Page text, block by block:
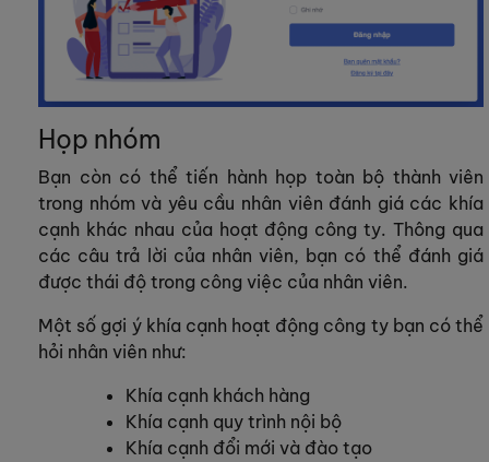
Họp nhóm
Bạn còn có thể tiến hành họp toàn bộ thành viên
trong nhóm và yêu cầu nhân viên đánh giá các khía
cạnh khác nhau của hoạt động công ty. Thông qua
các câu trả lời của nhân viên, bạn có thể đánh giá
được thái độ trong công việc của nhân viên.
Một số gợi ý khía cạnh hoạt động công ty bạn có thể
hỏi nhân viên như:
Khía cạnh khách hàng
Khía cạnh quy trình nội bộ
Khía cạnh đổi mới và đào tạo